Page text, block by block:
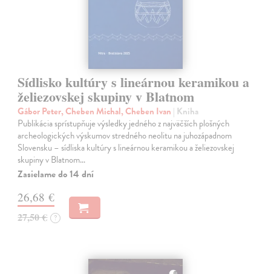
Sídlisko kultúry s lineárnou keramikou a
želiezovskej skupiny v Blatnom
Gábor Peter, Cheben Michal, Cheben Ivan | Kniha
Publikácia sprístupňuje výsledky jedného z najväčších plošných
archeologických výskumov stredného neolitu na juhozápadnom
Slovensku – sídliska kultúry s lineárnou keramikou a želiezovskej
skupiny v Blatnom…
Zasielame do 14 dní
26,68 €
27,50 € ?